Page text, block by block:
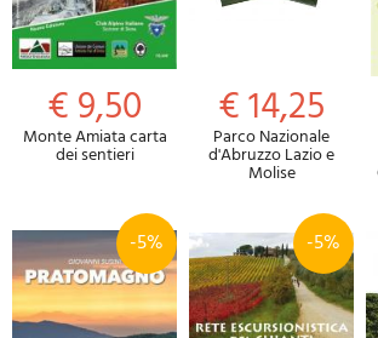
€ 9,50
Monte Amiata carta
dei sentieri
€ 14,25
Parco Nazionale
d'Abruzzo Lazio e
Molise
-5% -5%